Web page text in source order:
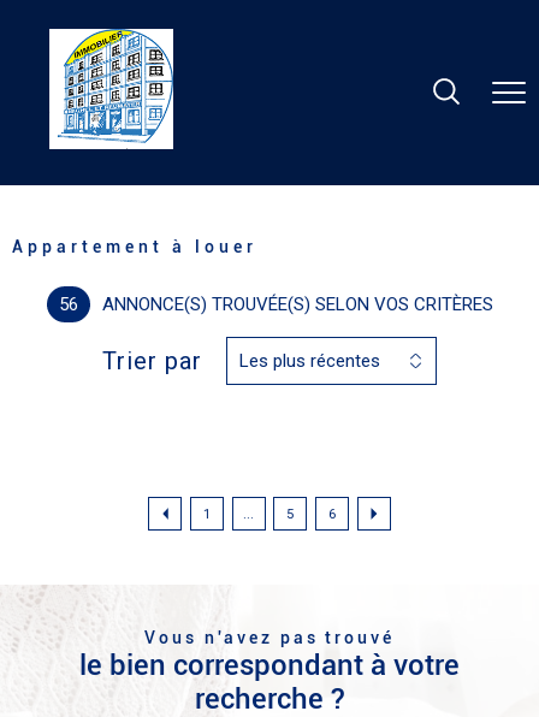
Appartement à louer
56 ANNONCE(S) TROUVÉE(S) SELON VOS CRITÈRES
Trier par Les plus récentes
1 5 6
Vous n'avez pas trouvé
le bien correspondant à votre
recherche ?